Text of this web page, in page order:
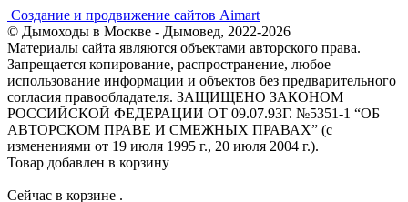
Создание и продвижение сайтов Aimart
© Дымоходы в Москве - Дымовед, 2022-2026
Материалы сайта являются объектами авторского права.
Запрещается копирование, распространение, любое
использование информации и объектов без предварительного
согласия правообладателя. ЗАЩИЩЕНО ЗАКОНОМ
РОССИЙСКОЙ ФЕДЕРАЦИИ ОТ 09.07.93Г. №5351-1 “ОБ
АВТОРСКОМ ПРАВЕ И СМЕЖНЫХ ПРАВАХ” (с
изменениями от 19 июля 1995 г., 20 июля 2004 г.).
Товар добавлен в корзину
Сейчас в корзине .